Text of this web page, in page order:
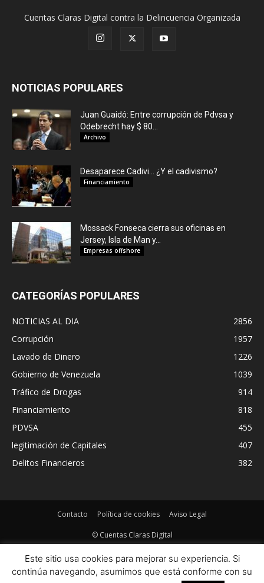
Cuentas Claras Digital contra la Delincuencia Organizada
NOTICIAS POPULARES
Juan Guaidó: Entre corrupción de Pdvsa y
Odebrecht hay $ 80...
Archivo
Desaparece Cadivi… ¿Y el cadivismo?
Financiamiento
Mossack Fonseca cierra sus oficinas en
Jersey, Isla de Man y...
Empresas offshore
CATEGORÍAS POPULARES
NOTICIAS AL DIA
2856
Corrupción
1957
Lavado de Dinero
1226
Gobierno de Venezuela
1039
Tráfico de Drogas
914
Financiamiento
818
PDVSA
455
legitimación de Capitales
407
Delitos Financieros
382
Contacto Política de cookies Aviso Legal
© Cuentas Claras Digital
Este sitio usa cookies para mejorar su experiencia. Si
continúa navegando, asumimos que está conforme con su